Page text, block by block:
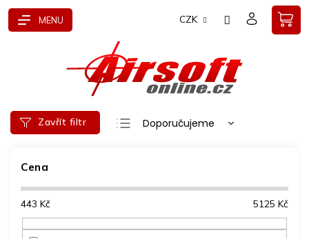
Přejít
CZK
Ř
a
í
r
Doporučujeme
Nejprodávanější
Zavřít filtr
Cena
443 Kč 5125 Kč